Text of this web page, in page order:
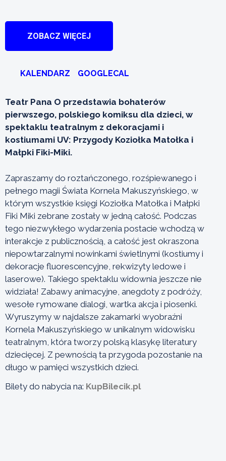
ZOBACZ WIĘCEJ
KALENDARZ GOOGLECAL
Teatr Pana O przedstawia bohaterów
pierwszego, polskiego komiksu dla dzieci, w
spektaklu teatralnym z dekoracjami i
kostiumami UV: Przygody Koziołka Matołka i
Małpki Fiki-Miki.
Zapraszamy do roztańczonego, rozśpiewanego i
pełnego magii Świata Kornela Makuszyńskiego, w
którym wszystkie księgi Koziołka Matołka i Małpki
Fiki Miki zebrane zostały w jedną całość. Podczas
tego niezwykłego wydarzenia postacie wchodzą w
interakcje z publicznością, a całość jest okraszona
niepowtarzalnymi nowinkami świetlnymi (kostiumy i
dekoracje fluorescencyjne, rekwizyty ledowe i
laserowe). Takiego spektaklu widownia jeszcze nie
widziała! Zabawy animacyjne, anegdoty z podróży,
wesołe rymowane dialogi, wartka akcja i piosenki.
Wyruszymy w najdalsze zakamarki wyobraźni
Kornela Makuszyńskiego w unikalnym widowisku
teatralnym, która tworzy polską klasykę literatury
dziecięcej. Z pewnością ta przygoda pozostanie na
długo w pamięci wszystkich dzieci.
Bilety do nabycia na: KupBilecik.pl